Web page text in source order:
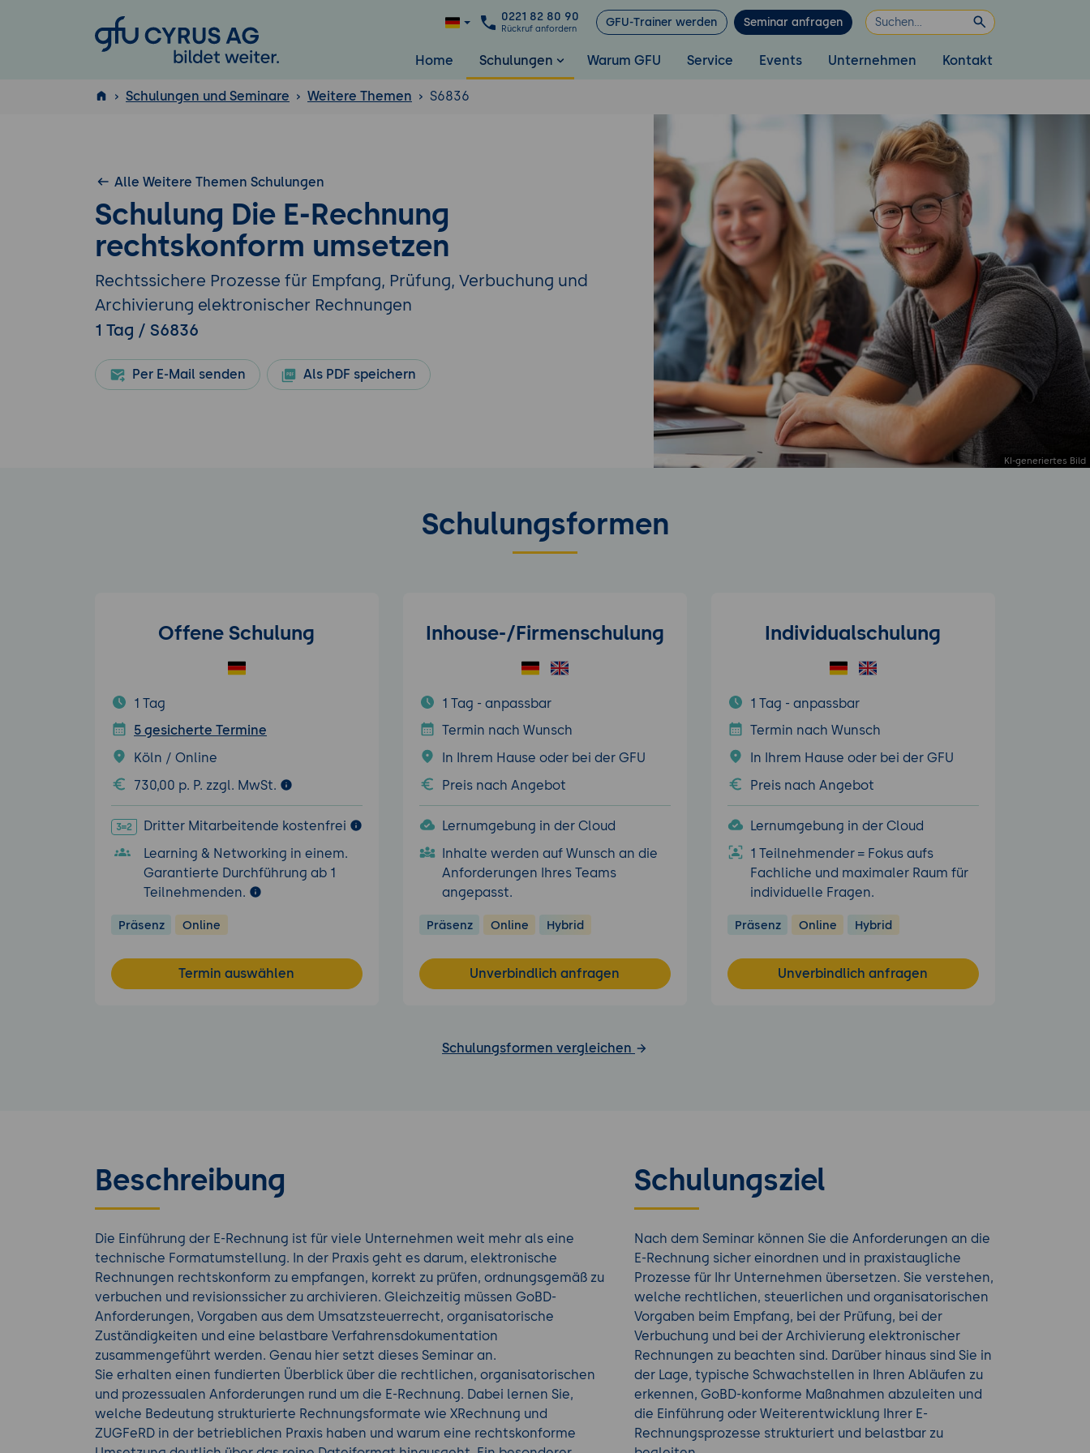
GFU Cyrus AG
0221 82 80 90
Rückruf anfordern GFU-Trainer werden Seminar anfragen
Home Schulungen Warum GFU Service Events Unternehmen Kontakt
ISTQB
Schulungen und Seminare Weitere Themen S6836
Alle Weitere Themen Schulungen
Schulung Die E-Rechnung
rechtskonform umsetzen
Rechtssichere Prozesse für Empfang, Prüfung, Verbuchung und
Archivierung elektronischer Rechnungen
1 Tag / S6836
Per E-Mail senden Als PDF speichern
Schulungsformen
Offene Schulung
1 Tag
5 gesicherte Termine
Köln / Online
730,00 p. P. zzgl. MwSt.
Dritter Mitarbeitende kostenfrei
Learning & Networking in einem.
Garantierte Durchführung ab 1
Teilnehmenden.
Präsenz Online
Termin auswählen
Inhouse-/Firmenschulung
1 Tag - anpassbar
Termin nach Wunsch
In Ihrem Hause oder bei der GFU
Preis nach Angebot
Lernumgebung in der Cloud
Inhalte werden auf Wunsch an die
Anforderungen Ihres Teams
angepasst.
Präsenz Online Hybrid
Unverbindlich anfragen
Individualschulung
1 Tag - anpassbar
Termin nach Wunsch
In Ihrem Hause oder bei der GFU
Preis nach Angebot
Lernumgebung in der Cloud
1 Teilnehmender = Fokus aufs
Fachliche und maximaler Raum für
individuelle Fragen.
Präsenz Online Hybrid
Unverbindlich anfragen
Schulungsformen vergleichen
Beschreibung
Die Einführung der E-Rechnung ist für viele Unternehmen weit mehr als eine
technische Formatumstellung. In der Praxis geht es darum, elektronische
Rechnungen rechtskonform zu empfangen, korrekt zu prüfen, ordnungsgemäß zu
verbuchen und revisionssicher zu archivieren. Gleichzeitig müssen GoBD-
Anforderungen, Vorgaben aus dem Umsatzsteuerrecht, organisatorische
Zuständigkeiten und eine belastbare Verfahrensdokumentation
zusammengeführt werden. Genau hier setzt dieses Seminar an.
Sie erhalten einen fundierten Überblick über die rechtlichen, organisatorischen
und prozessualen Anforderungen rund um die E-Rechnung. Dabei lernen Sie,
welche Bedeutung strukturierte Rechnungsformate wie XRechnung und
ZUGFeRD in der betrieblichen Praxis haben und warum eine rechtskonforme
Schulungsziel
Nach dem Seminar können Sie die Anforderungen an die
E-Rechnung sicher einordnen und in praxistaugliche
Prozesse für Ihr Unternehmen übersetzen. Sie verstehen,
welche rechtlichen, steuerlichen und organisatorischen
Vorgaben beim Empfang, bei der Prüfung, bei der
Verbuchung und bei der Archivierung elektronischer
Rechnungen zu beachten sind. Darüber hinaus sind Sie in
der Lage, typische Schwachstellen in Ihren Abläufen zu
erkennen, GoBD-konforme Maßnahmen abzuleiten und
die Einführung oder Weiterentwicklung Ihrer E-
Rechnungsprozesse strukturiert und belastbar zu